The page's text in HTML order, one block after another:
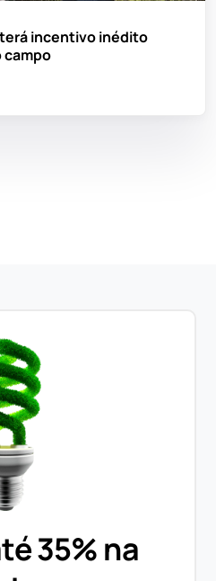
incentivo inédito
campo
35% na